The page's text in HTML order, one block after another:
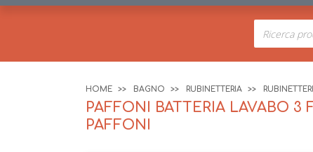
HOME BAGNO RUBINETTERIA
PAFFONI BATTERIA LAVABO 3
PAFFONI